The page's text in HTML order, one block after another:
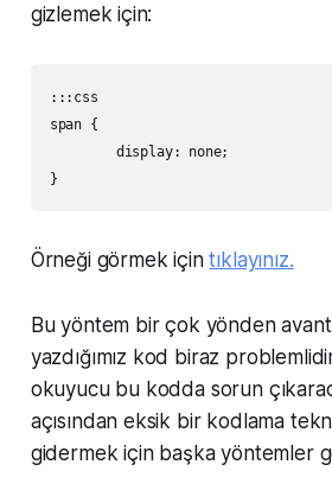
gizlemek için:
:::css
span {
Örneği görmek içintıklayınız.
Bu yöntem bir çok yönden
yazdığımız kod biraz
okuyucu bu kodda sorun
açısından eksik bir kodlama
gidermek için başka yöntemler